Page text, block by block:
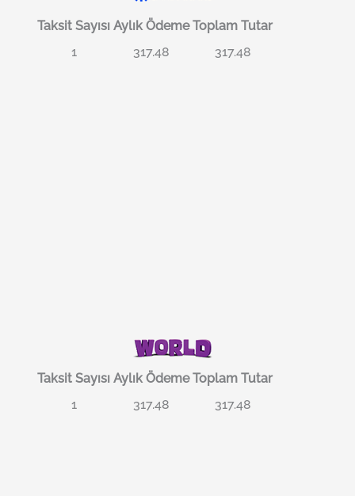
Taksit Sayısı Aylık Ödeme Toplam Tutar
1
317.48 317.48
Taksit Sayısı Aylık Ödeme Toplam Tutar
1
317.48 317.48